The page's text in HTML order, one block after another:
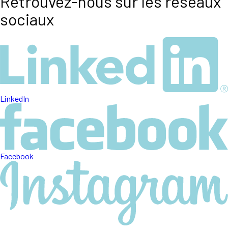
sociaux
LinkedIn
Facebook